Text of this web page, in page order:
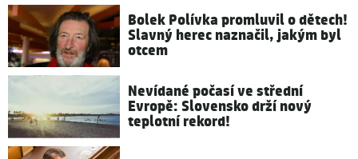
Bolek Polívka promluvil o dětech!
Slavný herec naznačil, jakým byl
otcem
Nevídané počasí ve střední
Evropě: Slovensko drží nový
teplotní rekord!